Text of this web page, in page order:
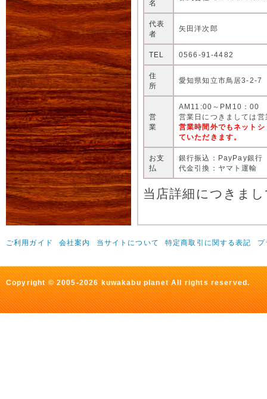
名
代表
者
矢田洋次郎
TEL 0566-91-4482
住
所
愛知県知立市鳥居3-2-7
営
業
AM11:00～PM10：00
営業日につきましては
営業時間外でもネット
ていただきます。
お支
払
銀行振込：PayPay銀行
代金引換：ヤマト運輸
当店詳細につきま
ご利用ガイド 会社案内 当サイトについて 特定商取引に関する表記 プ
Copyright © 2005-2026 kuwakabu planet All rights reserved.